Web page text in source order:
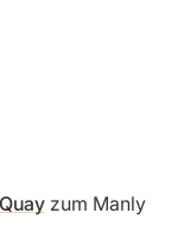
zum Manly